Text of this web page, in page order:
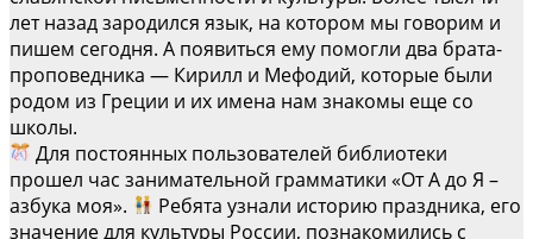
лет назад зародился язык, на котором мы говорим и
пишем сегодня. А появиться ему помогли два брата-
проповедника — Кирилл и Мефодий, которые были
родом из Греции и их имена нам знакомы еще со
школы.
Для постоянных пользователей библиотеки
прошел час занимательной грамматики «От А до Я –
азбука моя».
Ребята узнали историю праздника, его
значение для культуры России, познакомились с